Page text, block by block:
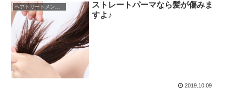
ヘアトリートメントの真実
ストレートパーマなら髪が傷みま
すよ♪
2019.10.09